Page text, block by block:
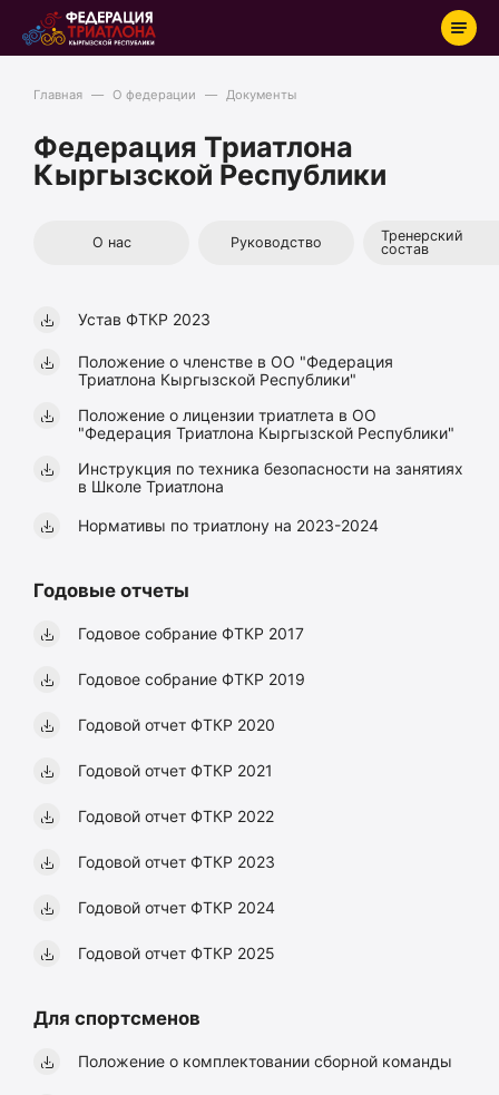
Старты
Новости
Школы триатлона
Рейтинг
Контакты
Главная — О федерации — Документы
Федерация Триатлона
Кыргызской Республики
О нас Руководство
Тренерский
состав
Устав ФТКР 2023
Положение о членстве в ОО "Федерация
Триатлона Кыргызской Республики"
Положение о лицензии триатлета в ОО
"Федерация Триатлона Кыргызской Республики"
Инструкция по техника безопасности на занятиях
в Школе Триатлона
Нормативы по триатлону на 2023-2024
Годовые отчеты
Годовое собрание ФТКР 2017
Годовое собрание ФТКР 2019
Годовой отчет ФТКР 2020
Годовой отчет ФТКР 2021
Годовой отчет ФТКР 2022
Годовой отчет ФТКР 2023
Годовой отчет ФТКР 2024
Годовой отчет ФТКР 2025
Для спортсменов
Положение о комплектовании сборной команды